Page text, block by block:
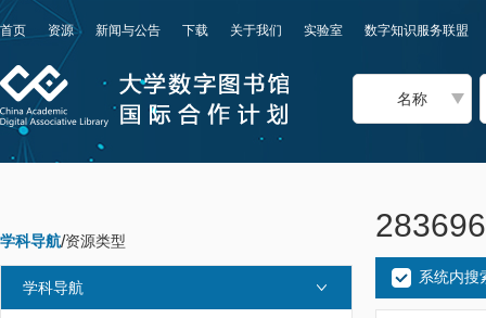
首页 资源 新闻与公告 下载 关于我们 实验室 数字知识服务联盟
名称
学科导航/资源类型
学科导航
系统内搜